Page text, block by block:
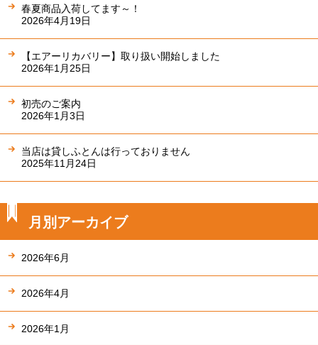
春夏商品入荷してます～！
2026年4月19日
【エアーリカバリー】取り扱い開始しました
2026年1月25日
初売のご案内
2026年1月3日
当店は貸しふとんは行っておりません
2025年11月24日
月別アーカイブ
2026年6月
2026年4月
2026年1月